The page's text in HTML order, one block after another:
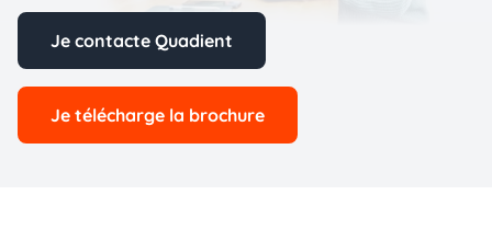
Je contacte Quadient
Je télécharge la brochure